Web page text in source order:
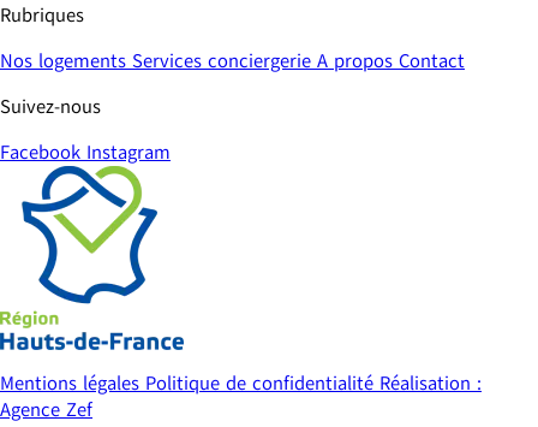
Rubriques
Nos logements Services conciergerie A propos Contact
Suivez-nous
Facebook Instagram
Mentions légales Politique de confidentialité Réalisation :
Agence Zef